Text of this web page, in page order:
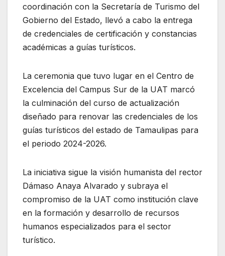
coordinación con la Secretaría de Turismo del
Gobierno del Estado, llevó a cabo la entrega
de credenciales de certificación y constancias
académicas a guías turísticos.
La ceremonia que tuvo lugar en el Centro de
Excelencia del Campus Sur de la UAT marcó
la culminación del curso de actualización
diseñado para renovar las credenciales de los
guías turísticos del estado de Tamaulipas para
el periodo 2024-2026.
La iniciativa sigue la visión humanista del rector
Dámaso Anaya Alvarado y subraya el
compromiso de la UAT como institución clave
en la formación y desarrollo de recursos
humanos especializados para el sector
turístico.